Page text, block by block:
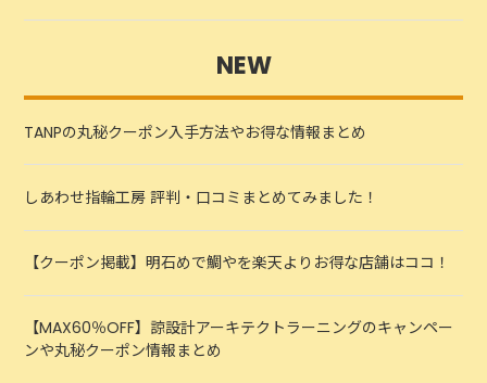
NEW
TANPの丸秘クーポン入手方法やお得な情報まとめ
しあわせ指輪工房 評判・口コミまとめてみました！
【クーポン掲載】明石めで鯛やを楽天よりお得な店舗はココ！
【MAX60％OFF】諒設計アーキテクトラーニングのキャンペー
ンや丸秘クーポン情報まとめ